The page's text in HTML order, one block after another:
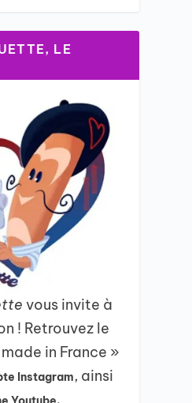
LE
vous invite à
! Retrouvez le
in France »
Instagram, ainsi